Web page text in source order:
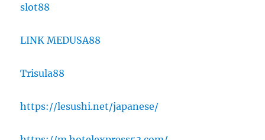
slot88
LINK MEDUSA88
Trisula88
https://lesushi.net/japanese/